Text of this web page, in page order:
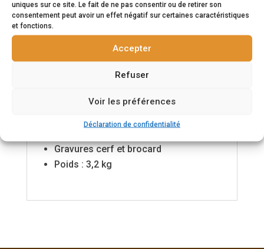
uniques sur ce site. Le fait de ne pas consentir ou de retirer son
consentement peut avoir un effet négatif sur certaines caractéristiques
et fonctions.
Accepter
Refuser
Voir les préférences
Déclaration de confidentialité
Canon interchangeable, fileté et sans
Bloc détente amovible
disponible.(contactez-nous pour
connaître les calibres disponibles)
Gravures cerf et brocard
Poids : 3,2 kg